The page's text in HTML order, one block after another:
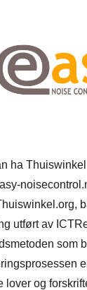
ha
utført av
som
lover og